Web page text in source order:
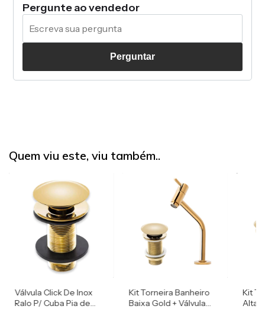
Pergunte ao vendedor
Perguntar
Quem viu este, viu também..
Válvula Click De Inox
Ralo P/ Cuba Pia de
Kit Torneira Banheiro
Baixa Gold + Válvula
Kit
Alta